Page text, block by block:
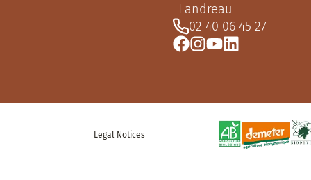
Landreau
02 40 06 45 27
Legal Notices